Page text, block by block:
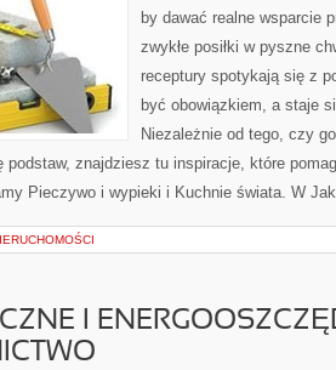
by dawać realne wsparcie
zwykłe posiłki w pyszne
receptury spotykają się z
być obowiązkiem, a staje
Niezależnie od tego, czy
podstaw, znajdziesz tu inspiracje, które
Pieczywo i wypieki i Kuchnie świata. W
I